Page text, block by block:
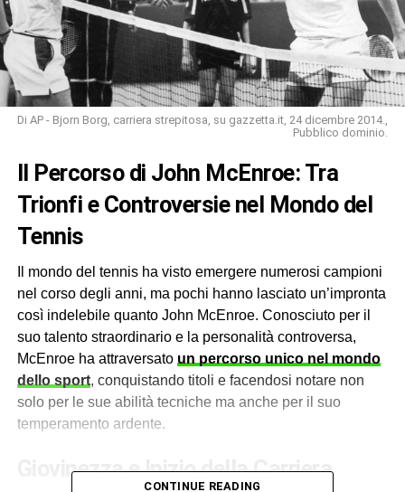
Di AP - Bjorn Borg, carriera strepitosa, su gazzetta.it, 24 dicembre 2014.,
Pubblico dominio.
Il Percorso di John McEnroe: Tra
Trionfi e Controversie nel Mondo del
Tennis
Il mondo del tennis ha visto emergere numerosi campioni
nel corso degli anni, ma pochi hanno lasciato un’impronta
così indelebile quanto John McEnroe. Conosciuto per il
suo talento straordinario e la personalità controversa,
McEnroe ha attraversato un percorso unico nel mondo
dello sport, conquistando titoli e facendosi notare non
solo per le sue abilità tecniche ma anche per il suo
temperamento ardente.
Giovinezza e Inizio della Carriera
CONTINUE READING